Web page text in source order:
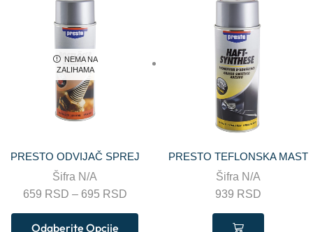
NEMA NA
ZALIHAMA
PRESTO ODVIJAČ SPREJ
Šifra N/A
659 RSD – 695 RSD
Odaberite Opcije
PRESTO TEFLONSKA MAST
Šifra N/A
939 RSD